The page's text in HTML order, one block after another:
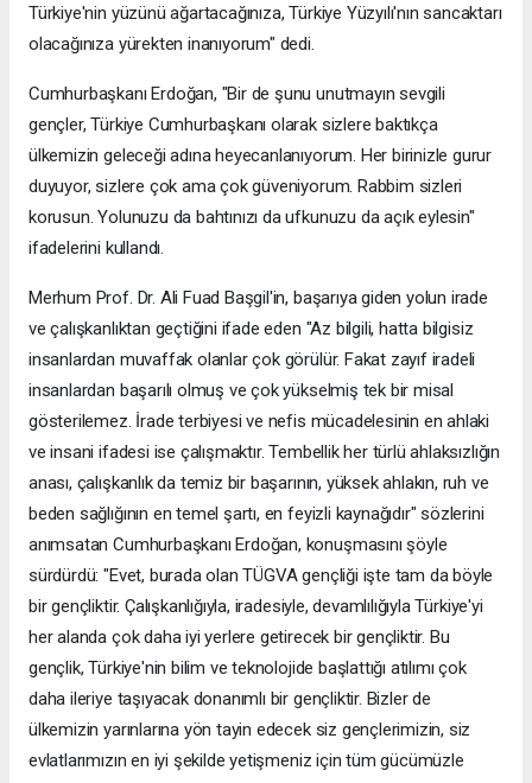
Türkiye'nin yüzünü ağartacağınıza, Türkiye Yüzyılı'nın sancaktarı
olacağınıza yürekten inanıyorum" dedi.
Cumhurbaşkanı Erdoğan, "Bir de şunu unutmayın sevgili
gençler, Türkiye Cumhurbaşkanı olarak sizlere baktıkça
ülkemizin geleceği adına heyecanlanıyorum. Her birinizle gurur
duyuyor, sizlere çok ama çok güveniyorum. Rabbim sizleri
korusun. Yolunuzu da bahtınızı da ufkunuzu da açık eylesin"
ifadelerini kullandı.
Merhum Prof. Dr. Ali Fuad Başgil'in, başarıya giden yolun irade
ve çalışkanlıktan geçtiğini ifade eden "Az bilgili, hatta bilgisiz
insanlardan muvaffak olanlar çok görülür. Fakat zayıf iradeli
insanlardan başarılı olmuş ve çok yükselmiş tek bir misal
gösterilemez. İrade terbiyesi ve nefis mücadelesinin en ahlaki
ve insani ifadesi ise çalışmaktır. Tembellik her türlü ahlaksızlığın
anası, çalışkanlık da temiz bir başarının, yüksek ahlakın, ruh ve
beden sağlığının en temel şartı, en feyizli kaynağıdır" sözlerini
anımsatan Cumhurbaşkanı Erdoğan, konuşmasını şöyle
sürdürdü: "Evet, burada olan TÜGVA gençliği işte tam da böyle
bir gençliktir. Çalışkanlığıyla, iradesiyle, devamlılığıyla Türkiye'yi
her alanda çok daha iyi yerlere getirecek bir gençliktir. Bu
gençlik, Türkiye'nin bilim ve teknolojide başlattığı atılımı çok
daha ileriye taşıyacak donanımlı bir gençliktir. Bizler de
ülkemizin yarınlarına yön tayin edecek siz gençlerimizin, siz
evlatlarımızın en iyi şekilde yetişmeniz için tüm gücümüzle